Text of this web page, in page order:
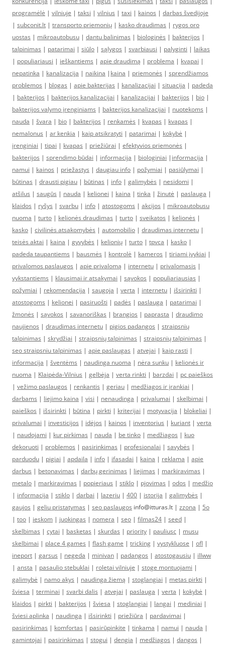
programėlė | vilniuje | taksi | vilnius | taxi | kainos | darbas švedijoje
| subconit.lt | transporto priemonių | kasko draudimas | rygos oro
uostas | mikroautobusu | dantu balinimas | biologinės | bakterijos |
talpinimas | patarimai | siūlo | sąlygos | svarbiausi | palyginti | laikas
| populiariausi | ieškantiems | apie draudimą | problema | kvapai |
nepatinka | kanalizacija | naikina | kaina | priemonės | sprendžiamos
problemos | blogas | apie bakterijas | kanalizacijai | situacija | padeda
| bakterijos | bakterijos kanalizacijai | kanalizacijai | bakterijos | bio |
bakterijos valymo įrenginiams | bakterijos kanalizacijai | nuotekoms |
nauda | švara | bio | bakterijos | renkamės | kvapas | kvapas |
nemalonus | ar kenkia | kaip atsikratyti | patarimai | kokybė |
įrenginiai | tipai | kvapas | priežiūrai | efektyvios priemonės |
bakterijos | sprendimo būdai | informacija | biologiniai | informacija |
namui | kainos | priežastys | daugiau info | požymiai | pasiūlymai |
būtinas | drausti pigiau | būtinas | info | galimybės | nesidomi |
atšilus | saugūs | nauda | kelionei | kaina | tinka | žinutė | paslauga |
klaidos | ryšys | svarbu | info | atostogoms | akcijos | mikroautobusu
nuoma | turto | kelionės draudimas | turto | sveikatos | kelionės |
kasko | civilinės atsakomybės | automobilio | draudimas internetu |
teisės aktai | kaina | gyvybės | kelionių | turto | tpvca | kasko |
padeda taupantiems | bausmės | kontrolė | kameros | tiriami įvykiai |
privalomos paslaugos | apie privalomą | internetu | privalomasis |
vykstantiems | klausimai ir atsakymai | sąvokos | populiariausias |
požymiai | rekomendacija | saugoja | verta | internetu | išsirinkti |
atostogoms | kelionei | pasiruošti | padės | paslauga | patarimai |
žmonės | sąvokos | savanoriškas | brangios | paprasta | draudimo
naujienos | draudimas internetu | pigios padangos | straipsnių
talpinimas | skrydžiai | straipsnių talpinimas | straipsnių talpinimas |
seo straipsniu talpinimas | apie paslaugas | atvejai | kaip rasti |
informacija | šventėms | naudinga nuoma | nėra sunku | kelionės ir
nuoma | Klaipėda-Vilnius | gelbėja | verta rinkti | barzdai | pc paieškos
| vežimo paslaugos | renkantis | geriau | medžiagos ir įrankiai |
darbams | liejimo kaina | visi | nenaudinga | privalumai | skelbimai |
paieškos | išsirinkti | būtina | pirkti | kriterijai | motyvacija | blokeliai |
privalumai | investicijos | idėjos | kainos | inventorius | kuriant | verta
| naudojami | kur pirkimas | nauda | be tinko | medžiagos | kuo
dekoruoti | problemos | pasirinkimas | profesionalai | savybės |
parduodu | pigiai | apdaila | info | ifasadai | kaina | reklama | apie
darbus | betonavimas | darbų gerinimas | liejimas | markiravimas |
metalo | markiravimas | popieriaus | stiklo | pjovimas | odos | medžio
| informacija | stiklo | darbai | lazeriu | 400 | istorija | galimybės |
gaujos | geliu pristatymas | seo paslaugos info@itturas.lt | zzona | 5o
| too | ieskom | juokingas | nomera | seo | filmas24 | seed |
skelbimas | cytai | basketas | skurdas | priority | pauliusc | musu
skelbimai | place 4 games | flash game | tricking | vystykluose | ofl |
ineport | garsus | negeda | minivan | padangos | atostogausiu | illww
| ansta | pasaulio stebuklai | roletai vilniuje | stoge montuojami |
galimybė | namo akys | naudinga žiemą | stoglangiai | metas pirkti |
šviesa | terminai | svarbi dalis | atvejai | paslauga | verta | kokybė |
klaidos | pirkti | bakterijos | šviesa | stoglangiai | langai | mediniai |
šviesi aplinka | naudinga | išsirinkti | priežiūra | pardavimai |
pasirinkimas | komfortas | pasirūpinkite | tinkama | namui | nauda |
gamintojai | pasirinkimas | stogui | dengia | medžiagos | dangos |